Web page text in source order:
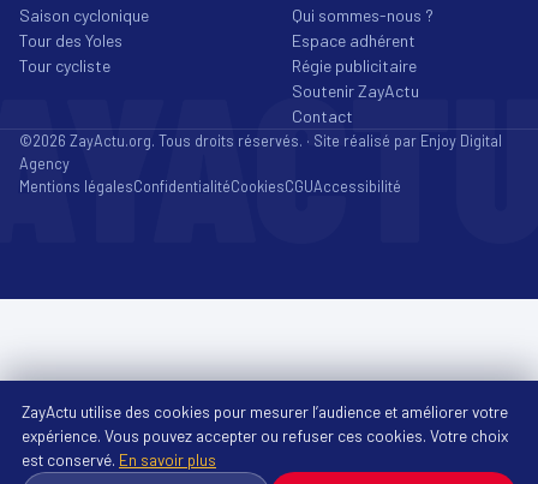
Saison cyclonique
Tour des Yoles
Tour cycliste
Qui sommes-nous ?
Espace adhérent
Régie publicitaire
Soutenir ZayActu
Contact
©2026 ZayActu.org. Tous droits réservés. · Site réalisé par Enjoy Digital
Agency
Mentions légalesConfidentialitéCookiesCGUAccessibilité
ZayActu utilise des cookies pour mesurer l’audience et améliorer votre
expérience. Vous pouvez accepter ou refuser ces cookies. Votre choix
est conservé. En savoir plus